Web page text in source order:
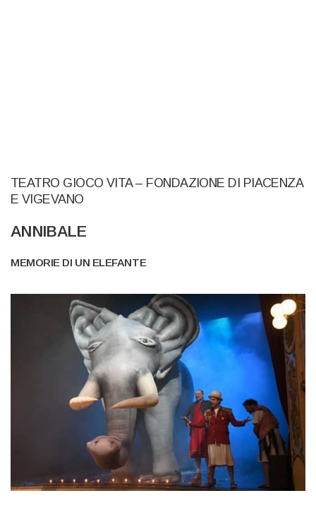
TEATRO GIOCO VITA – FONDAZIONE DI PIACENZA
E VIGEVANO
ANNIBALE
MEMORIE DI UN ELEFANTE